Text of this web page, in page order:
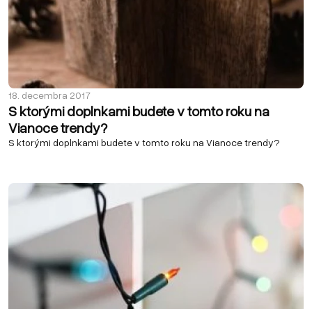
18. decembra 2017
S ktorými doplnkami budete v tomto roku na
Vianoce trendy?
S ktorými doplnkami budete v tomto roku na Vianoce trendy?